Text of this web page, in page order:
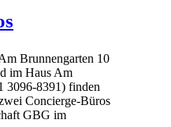
Brunnengarten 10
im Haus Am
3096-8391) finden
Concierge-Büros
GBG im